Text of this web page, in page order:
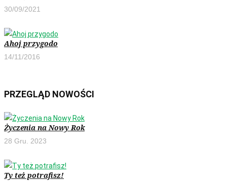
30/09/2021
Ahoj przygodo
14/11/2016
PRZEGLĄD NOWOŚCI
Życzenia na Nowy Rok
28 Gru. 2023
Ty też potrafisz!